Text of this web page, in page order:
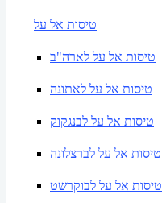
טיסות אל על
טיסות אל על לארה"ב
טיסות אל על לאתונה
טיסות אל על לבנגקוק
טיסות אל על לברצלונה
טיסות אל על לבוקרשט